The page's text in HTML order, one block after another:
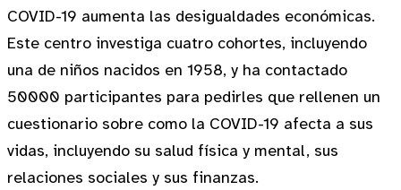
COVID-19 aumenta las desigualdades económicas.
Este centro investiga cuatro cohortes, incluyendo
una de niños nacidos en 1958, y ha contactado
50000 participantes para pedirles que rellenen un
cuestionario sobre como la COVID-19 afecta a sus
vidas, incluyendo su salud física y mental, sus
relaciones sociales y sus finanzas.